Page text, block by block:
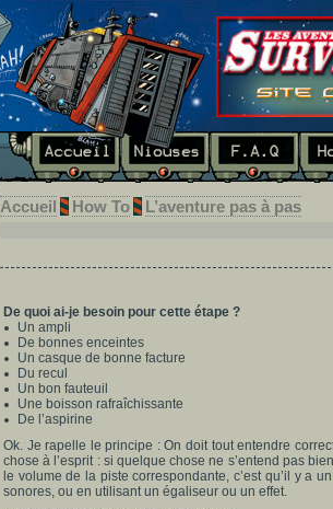
Accueil How To L’aventure pas à pas
De quoi ai-je besoin pour cette étape ?
Un ampli
De bonnes enceintes
Un casque de bonne facture
Du recul
Un bon fauteuil
Une boisson rafraîchissante
De l’aspirine
Ok. Je rapelle le principe : On doit tout entendre
chose à l’esprit : si quelque chose ne s’entend pas
le volume de la piste correspondante, c’est qu’il y a
sonores, ou en utilisant un égaliseur ou un effet.